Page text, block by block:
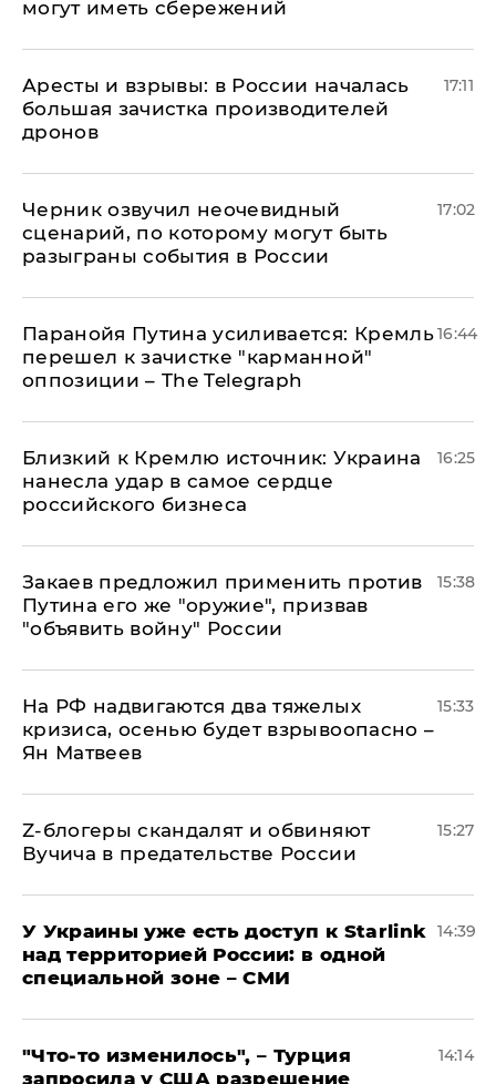
могут иметь сбережений
Аресты и взрывы: в России началась
большая зачистка производителей
дронов
17:11
Черник озвучил неочевидный
сценарий, по которому могут быть
разыграны события в России
17:02
Паранойя Путина усиливается: Кремль
перешел к зачистке "карманной"
оппозиции – The Telegraph
16:44
Близкий к Кремлю источник: Украина
нанесла удар в самое сердце
российского бизнеса
16:25
Закаев предложил применить против
Путина его же "оружие", призвав
"объявить войну" России
15:38
На РФ надвигаются два тяжелых
кризиса, осенью будет взрывоопасно –
Ян Матвеев
15:33
Z-блогеры скандалят и обвиняют
Вучича в предательстве России
15:27
У Украины уже есть доступ к Starlink
над территорией России: в одной
специальной зоне – СМИ
14:39
​"Что-то изменилось", – Турция
запросила у США разрешение
14:14